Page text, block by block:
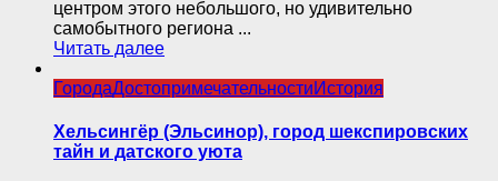
центром этого небольшого, но удивительно
самобытного региона ...
Читать далее
ГородаДостопримечательностиИстория
Хельсингёр (Эльсинор), город шекспировских
тайн и датского уюта